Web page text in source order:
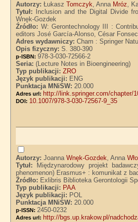
Autorzy:ŁukaszTomczyk, Anna Mróz,
Tytuł:
Inclusion and the Digital Divide
Wnęk-Gozdek
Źródło: W: Gerontechnology III :
editors José García-Alonso, César
Adres wydawniczy:Cham : Springer
Opis fizyczny:S. 380-390
p-ISBN:978-3-030-72566-2
Seria:(Lecture Notes in Bioengineering)
Typ publikacji:ZRO
Język publikacji: ENG
Punktacja MNiSW:20.000
Adres url: http://link.springer.com/chapter/
DOI: 10.1007/978-3-030-72567-9_35
Autorzy:JoannaWnęk-Gozdek, Anna
Tytuł:
Międzynarodowy projekt
phenomenon) Erasmus+ : komunikat z
Źródło: Exlibris Biblioteka Gerontologii
Typ publikacji: PAA
Język publikacji: POL
Punktacja MNiSW:20.000
p-ISSN: 2450-0232
Adres url: http://bgs.up.krakow.pl/